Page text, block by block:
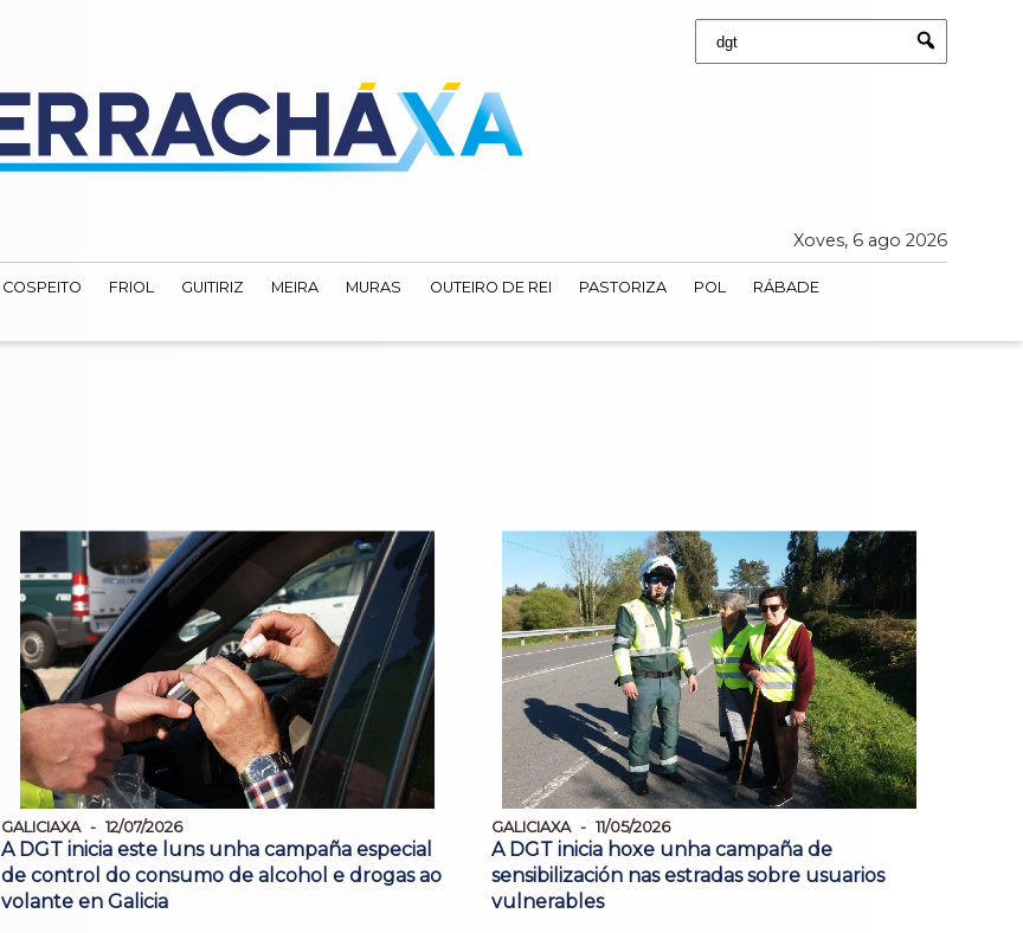
Submit
Xoves, 6 ago 2026
COSPEITO FRIOL GUITIRIZ MEIRA MURAS OUTEIRO DE REI PASTORIZA POL
RÁBADE
GALICIAXA 12/07/2026
A DGT inicia este luns unha campaña especial
de control do consumo de alcohol e drogas ao
volante en Galicia
GALICIAXA 11/05/2026
A DGT inicia hoxe unha campaña de
sensibilización nas estradas sobre usuarios
vulnerables